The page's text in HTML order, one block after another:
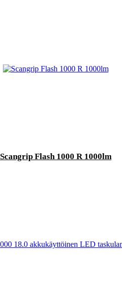
Scangrip Flash 1000 R 1000lm